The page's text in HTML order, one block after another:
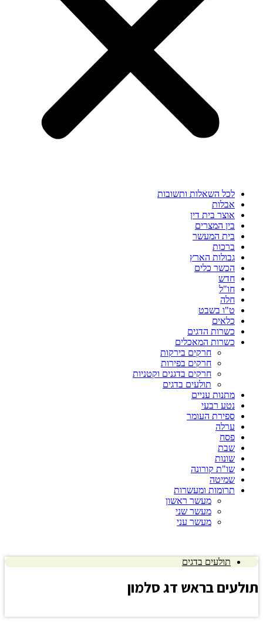
לכל השאלות ותשובות
אבלות
אוצר בית דין
בין המצרים
בית המעשר
ברכות
גבולות הארץ
הכשר כלים
חדש
חו"ל
חלה
ט"ו בשבט
כלאים
כשרות הדגים
כשרות המאכלים
חרקים בירקות
חרקים בפירות
חרקים בדגנים וקטניות
תולעים בדגים
מתנות עניים
נטע רבעי
ספירת העומר
ערלה
פסח
שבת
שונות
שו"ת קורונה
שמיטה
תרומות ומעשרות
מעשר ראשון
מעשר שני
מעשר עני
תולעים בדגים
תולעים בראש דג סלמון